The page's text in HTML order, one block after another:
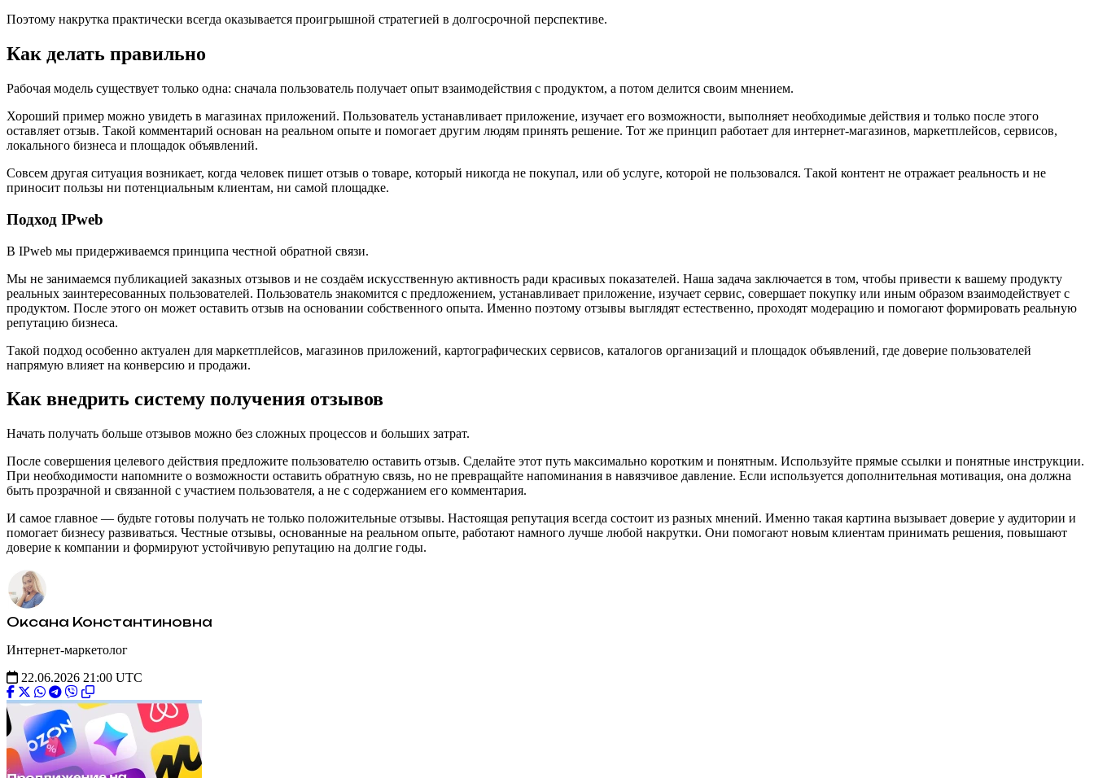
Поэтому накрутка практически всегда оказывается проигрышной стратегией в долгосрочной перспективе.
Как делать правильно
Рабочая модель существует только одна: сначала пользователь получает опыт взаимодействия с продуктом, а потом делится своим мнением.
Хороший пример можно увидеть в магазинах приложений. Пользователь устанавливает приложение, изучает его возможности, выполняет необходимые действия и только после этого
оставляет отзыв. Такой комментарий основан на реальном опыте и помогает другим людям принять решение. Тот же принцип работает для интернет-магазинов, маркетплейсов, сервисов,
локального бизнеса и площадок объявлений.
Совсем другая ситуация возникает, когда человек пишет отзыв о товаре, который никогда не покупал, или об услуге, которой не пользовался. Такой контент не отражает реальность и не
приносит пользы ни потенциальным клиентам, ни самой площадке.
Подход IPweb
В IPweb мы придерживаемся принципа честной обратной связи.
Мы не занимаемся публикацией заказных отзывов и не создаём искусственную активность ради красивых показателей. Наша задача заключается в том, чтобы привести к вашему продукту
реальных заинтересованных пользователей. Пользователь знакомится с предложением, устанавливает приложение, изучает сервис, совершает покупку или иным образом взаимодействует с
продуктом. После этого он может оставить отзыв на основании собственного опыта. Именно поэтому отзывы выглядят естественно, проходят модерацию и помогают формировать реальную
репутацию бизнеса.
Такой подход особенно актуален для маркетплейсов, магазинов приложений, картографических сервисов, каталогов организаций и площадок объявлений, где доверие пользователей
напрямую влияет на конверсию и продажи.
Как внедрить систему получения отзывов
Начать получать больше отзывов можно без сложных процессов и больших затрат.
После совершения целевого действия предложите пользователю оставить отзыв. Сделайте этот путь максимально коротким и понятным. Используйте прямые ссылки и понятные инструкции.
При необходимости напомните о возможности оставить обратную связь, но не превращайте напоминания в навязчивое давление. Если используется дополнительная мотивация, она должна
быть прозрачной и связанной с участием пользователя, а не с содержанием его комментария.
И самое главное — будьте готовы получать не только положительные отзывы. Настоящая репутация всегда состоит из разных мнений. Именно такая картина вызывает доверие у аудитории и
помогает бизнесу развиваться. Честные отзывы, основанные на реальном опыте, работают намного лучше любой накрутки. Они помогают новым клиентам принимать решения, повышают
доверие к компании и формируют устойчивую репутацию на долгие годы.
Оксана Константиновна
Интернет-маркетолог
22.06.2026 21:00 UTC